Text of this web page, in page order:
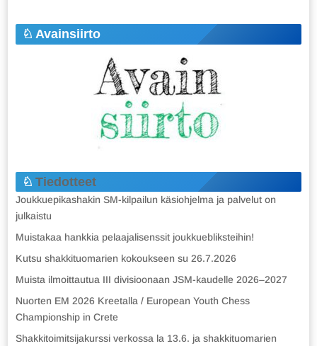
Avainsiirto
Tiedotteet
Joukkuepikashakin SM-kilpailun käsiohjelma ja palvelut on
julkaistu
Muistakaa hankkia pelaajalisenssit joukkuebliksteihin!
Kutsu shakkituomarien kokoukseen su 26.7.2026
Muista ilmoittautua III divisioonaan JSM-kaudelle 2026–2027
Nuorten EM 2026 Kreetalla / European Youth Chess
Championship in Crete
Shakkitoimitsijakurssi verkossa la 13.6. ja shakkituomarien